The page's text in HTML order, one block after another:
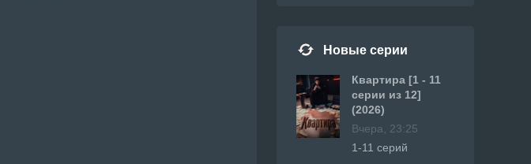
Новые серии
Квартира [1 - 11
серии из 12]
(2026)
Вчера, 23:25
1-11 серий